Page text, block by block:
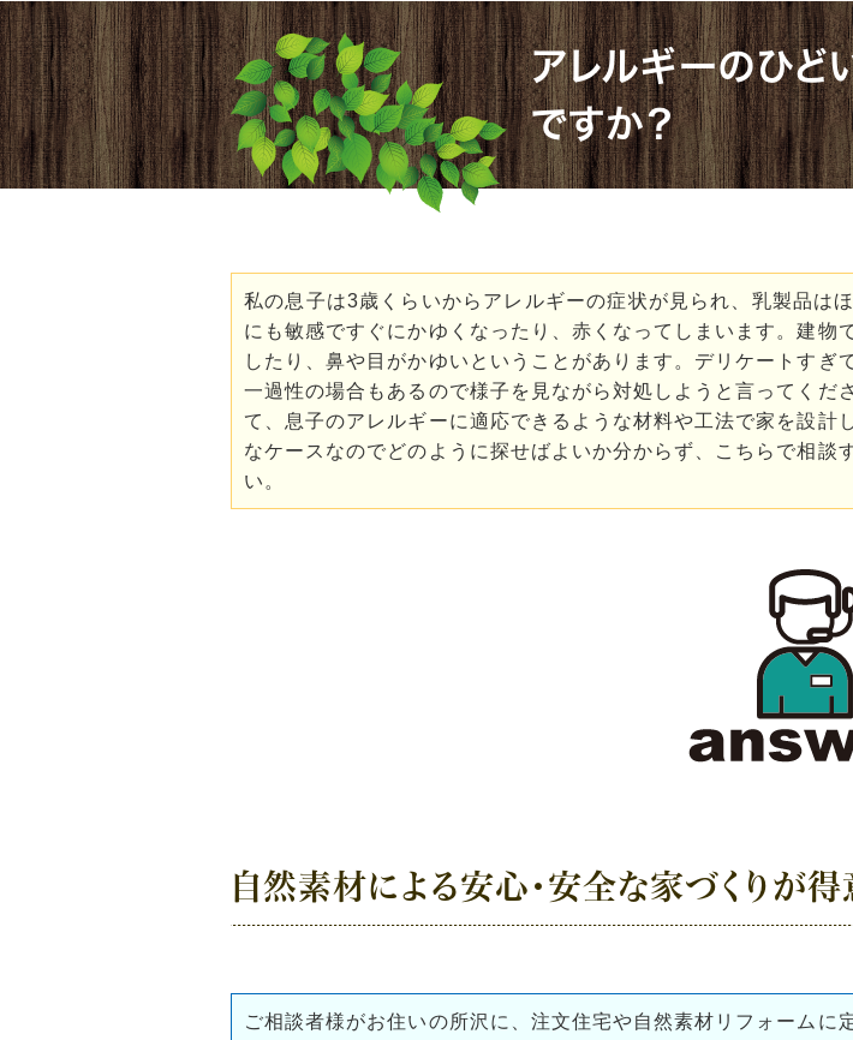
アレルギーのひど
ですか？
私の息子は3歳くらいからアレルギーの症状が見られ、乳製品は
にも敏感ですぐにかゆくなったり、赤くなってしまいます。建
したり、鼻や目がかゆいということがあります。デリケートす
一過性の場合もあるので様子を見ながら対処しようと言ってくだ
て、息子のアレルギーに適応できるような材料や工法で家を設
なケースなのでどのように探せばよいか分からず、こちらで相談
い。
自然素材による安心・安全な家づくりが
ご相談者様がお住いの所沢に、注文住宅や自然素材リフォーム